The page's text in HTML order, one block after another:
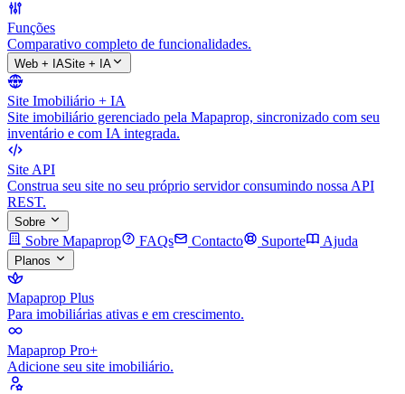
Funções
Comparativo completo de funcionalidades.
Web + IASite + IA
Site Imobiliário + IA
Site imobiliário gerenciado pela Mapaprop, sincronizado com seu
inventário e com IA integrada.
Site API
Construa seu site no seu próprio servidor consumindo nossa API
REST.
Sobre
Sobre Mapaprop FAQs Contacto Suporte Ajuda
Planos
Mapaprop Plus
Para imobiliárias ativas e em crescimento.
Mapaprop Pro+
Adicione seu site imobiliário.